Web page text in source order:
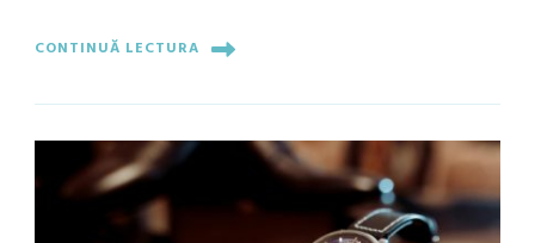
CONTINUĂ LECTURA